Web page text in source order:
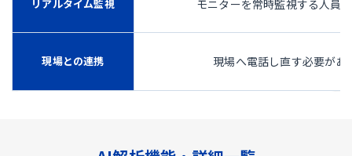
リアルタイム監視 モニターを常時監視する人員
現場との連携 現場へ電話し直す必要があ